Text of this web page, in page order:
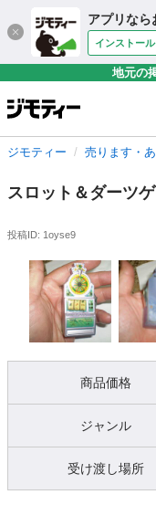
アプリなら
インストール
地元の
ジモティー 売ります・
スロット＆ダーツ
投稿ID: 1oyse9
商品価格
ジャンル
受け渡し場所